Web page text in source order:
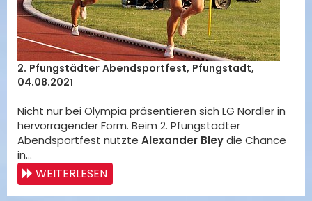
2. Pfungstädter Abendsportfest, Pfungstadt,
04.08.2021
Nicht nur bei Olympia präsentieren sich LG Nordler in
hervorragender Form. Beim 2. Pfungstädter
Abendsportfest nutzte Alexander Bleydie Chance
in…
WEITERLESEN